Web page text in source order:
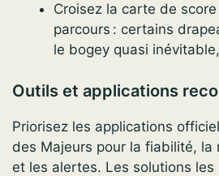
Croisez la carte de
parcours : certains
le bogey quasi
Outils et applications
Priorisez les applications
des Majeurs pour la fiabilité, la
et les alertes. Les solutions les